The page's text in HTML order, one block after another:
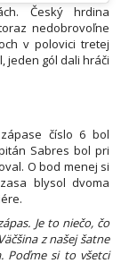
Český hrdina
nedobrovoľne
v polovici tretej
jeden gól dali hráči
číslo 6 bol
Sabres bol pri
O bod menej si
blysol dvoma
Je to niečo, čo
z našej šatne
Poďme si to všetci